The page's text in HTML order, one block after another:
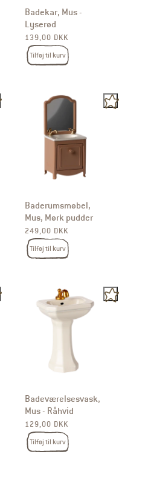
Badekar, Mus -
Lyserød
Normalpris
139,00 DKK
Tilføj til kurv
Baderumsmøbel,
Mus, Mørk pudder
Normalpris
249,00 DKK
Tilføj til kurv
Badeværelsesvask,
Mus - Råhvid
Normalpris
129,00 DKK
Tilføj til kurv